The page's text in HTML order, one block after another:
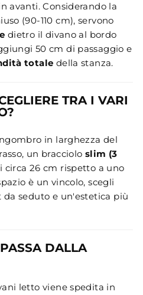
avanti. Considerando la
(90-110 cm), servono
dietro il divano al bordo
50 cm di passaggio e
totale della stanza.
TRA I VARI
in larghezza del
un bracciolo slim (3
26 cm rispetto a uno
è un vincolo, scegli
seduto e un'estetica più
DALLA
letto viene spedita in